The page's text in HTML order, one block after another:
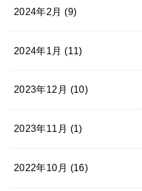
2024年2月 (9)
2024年1月 (11)
2023年12月 (10)
2023年11月 (1)
2022年10月 (16)